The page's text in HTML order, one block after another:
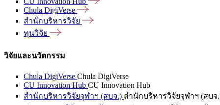
Chula DigiVerse
สำนักบริหารวิจัย
ทุนวิจัย
วิจัยและนวัตกรรม
Chula DigiVerse Chula DigiVerse
CU Innovation Hub CU Innovation Hub
สำนักบริหารวิจัยจุฬาฯ (สบจ.) สำนักบริหารวิจัยจุฬาฯ (สบจ